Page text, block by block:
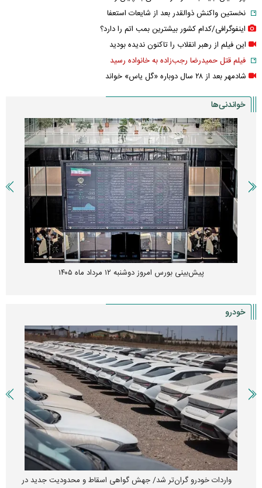
نخستین واکنش ذوالقدر بعد از شایعات استعفا
اینفوگرافی/کدام کشور بیشترین بمب اتم را دارد؟
این فیلم از رهبر انقلاب را تاکنون ندیده بودید
فیلم قتل حمیدرضا رجب‌زاده به خانواده رسید
شادمهر بعد از ۲۸ سال دوباره «گل یاس» خواند
خواندنی‌ها
پیش‌بینی بورس امروز دوشنبه ۱۲ مرداد ماه ۱۴۰۵
خودرو
واردات خودرو گران‌تر شد/ جهش گواهی اسقاط و محدودیت جدید در